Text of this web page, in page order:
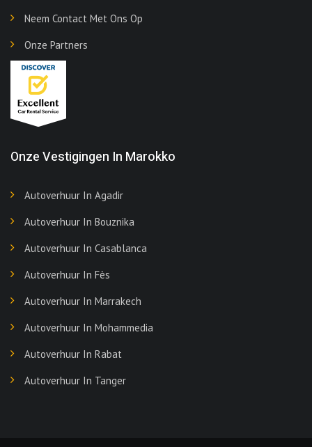
Neem Contact Met Ons Op
Onze Partners
Onze Vestigingen In Marokko
Autoverhuur In Agadir
Autoverhuur In Bouznika
Autoverhuur In Casablanca
Autoverhuur In Fès
Autoverhuur In Marrakech
Autoverhuur In Mohammedia
Autoverhuur In Rabat
Autoverhuur In Tanger